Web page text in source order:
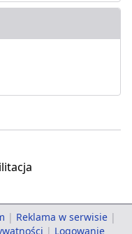
| Reklama w serwisie |
| Logowanie